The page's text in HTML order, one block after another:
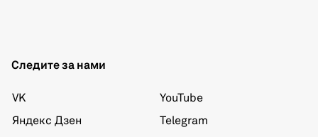
Следите за нами
VK
Яндекс Дзен
YouTube
Telegram